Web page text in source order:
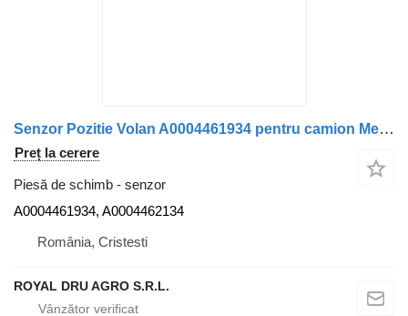
Senzor Pozitie Volan A0004461934 pentru camion Mercedes-Benz
Preț la cerere
Piesă de schimb - senzor
A0004461934, A0004462134
România, Cristesti
ROYAL DRU AGRO S.R.L.